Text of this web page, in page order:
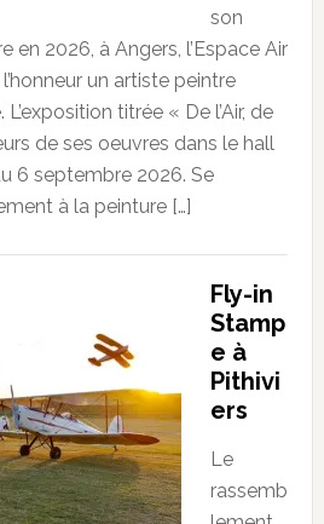
son
en 2026, à Angers, l’Espace Air
un artiste peintre
titrée « De l’Air, de
de ses oeuvres dans le hall
6 septembre 2026. Se
à la peinture […]
Fly-in
Stamp
e à
Pithivi
ers
Le
rassemb